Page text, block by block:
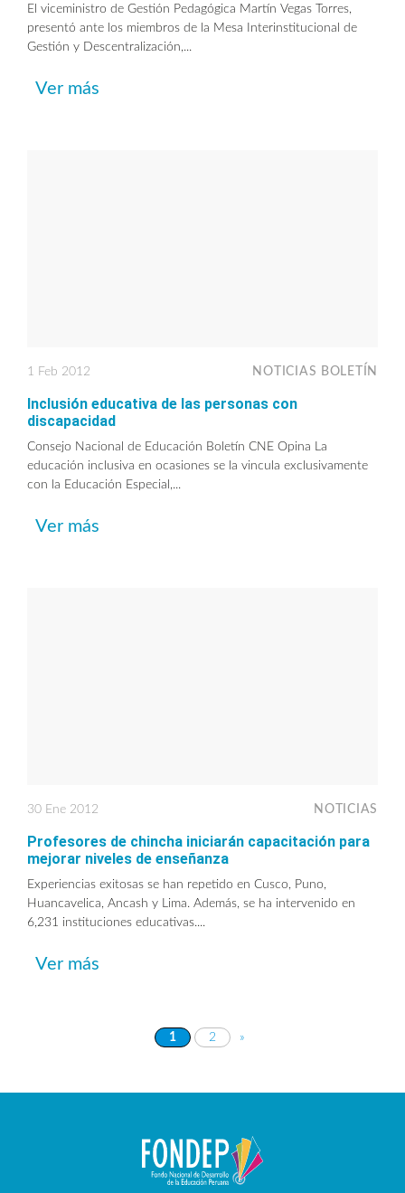
El viceministro de Gestión Pedagógica Martín Vegas Torres,
presentó ante los miembros de la Mesa Interinstitucional de
Gestión y Descentralización,...
Ver más
1 Feb 2012 NOTICIAS BOLETÍN
Inclusión educativa de las personas con
discapacidad
Consejo Nacional de Educación Boletín CNE Opina La
educación inclusiva en ocasiones se la vincula exclusivamente
con la Educación Especial,...
Ver más
30 Ene 2012 NOTICIAS
Profesores de chincha iniciarán capacitación para
mejorar niveles de enseñanza
Experiencias exitosas se han repetido en Cusco, Puno,
Huancavelica, Ancash y Lima. Además, se ha intervenido en
6,231 instituciones educativas....
Ver más
1 2 »